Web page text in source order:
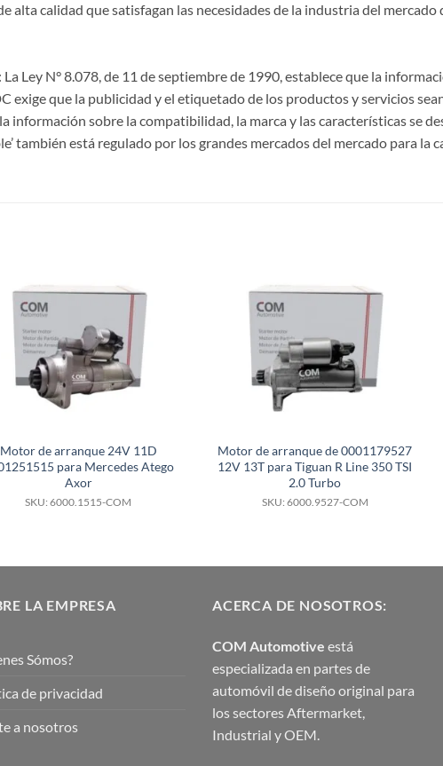
calidad que satisfagan las necesidades de la industria del mercado
Ley N° 8.078, de 11 de septiembre de 1990, establece que la
exige que la publicidad y el etiquetado de los productos y servicios
información sobre la compatibilidad, la marca y las características se
también está regulado por los grandes mercados del mercado para la
Motor de arranque 24V 11D
para Mercedes Atego
Axor
SKU: 6000.1515-COM
Motor de arranque de 0001179527
12V 13T para Tiguan R Line 350 TSI
2.0 Turbo
SKU: 6000.9527-COM
LA EMPRESA
Sómos?
de privacidad
a nosotros
ACERCA DE NOSOTROS:
COM Automotive está
especializada en partes de
automóvil de diseño original para
los sectores Aftermarket,
Industrial y OEM.